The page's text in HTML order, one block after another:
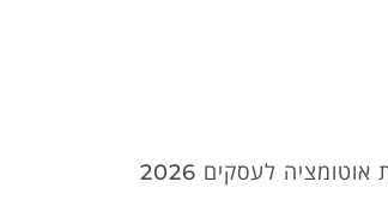
לעסקים 2026